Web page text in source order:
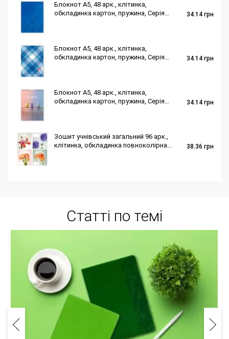
Блокнот A5, 48 арк., клітинка,
обкладинка картон, пружина, Серія
34.14 грн
Блокнот A5, 48 арк., клітинка,
обкладинка картон, пружина, Серія
34.14 грн
Блокнот A5, 48 арк., клітинка,
обкладинка картон, пружина, Серія
34.14 грн
Зошит учнівський загальний 96 арк.,
клітинка, обкладинка повноколірна
38.36 грн
Статті по темі